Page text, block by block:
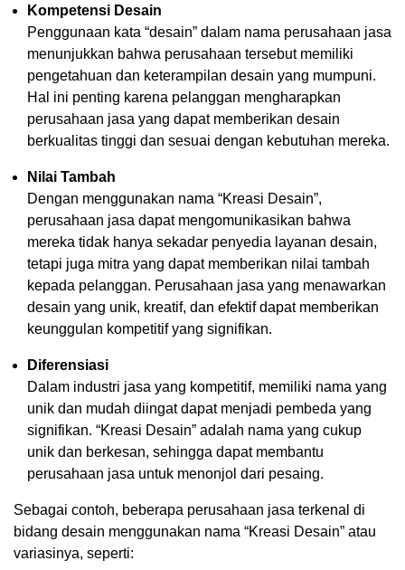
Kompetensi Desain
Penggunaan kata “desain” dalam nama perusahaan jasa
menunjukkan bahwa perusahaan tersebut memiliki
pengetahuan dan keterampilan desain yang mumpuni.
Hal ini penting karena pelanggan mengharapkan
perusahaan jasa yang dapat memberikan desain
berkualitas tinggi dan sesuai dengan kebutuhan mereka.
Nilai Tambah
Dengan menggunakan nama “Kreasi Desain”,
perusahaan jasa dapat mengomunikasikan bahwa
mereka tidak hanya sekadar penyedia layanan desain,
tetapi juga mitra yang dapat memberikan nilai tambah
kepada pelanggan. Perusahaan jasa yang menawarkan
desain yang unik, kreatif, dan efektif dapat memberikan
keunggulan kompetitif yang signifikan.
Diferensiasi
Dalam industri jasa yang kompetitif, memiliki nama yang
unik dan mudah diingat dapat menjadi pembeda yang
signifikan. “Kreasi Desain” adalah nama yang cukup
unik dan berkesan, sehingga dapat membantu
perusahaan jasa untuk menonjol dari pesaing.
Sebagai contoh, beberapa perusahaan jasa terkenal di
bidang desain menggunakan nama “Kreasi Desain” atau
variasinya, seperti: